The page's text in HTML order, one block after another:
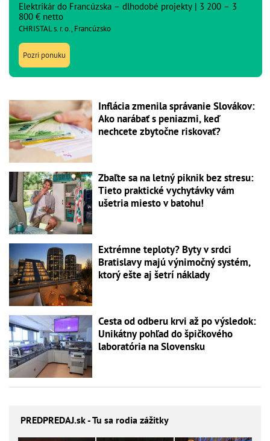
Elektrikár do Francúzska – dlhodobé projekty | 3 200 – 3
800 € netto
CHRISTAL s. r. o., Francúzsko
Pozri ponuku
Inflácia zmenila správanie Slovákov:
Ako narábať s peniazmi, keď
nechcete zbytočne riskovať?
Zbaľte sa na letný piknik bez stresu:
Tieto praktické vychytávky vám
ušetria miesto v batohu!
Extrémne teploty? Byty v srdci
Bratislavy majú výnimočný systém,
ktorý ešte aj šetrí náklady
Cesta od odberu krvi až po výsledok:
Unikátny pohľad do špičkového
laboratória na Slovensku
PREDPREDAJ.sk - Tu sa rodia zážitky